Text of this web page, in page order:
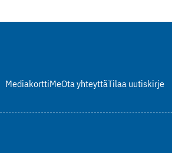
MediakorttiMeOta yhteyttäTilaa uutiskirje